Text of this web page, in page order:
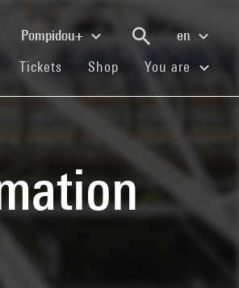
Pompidou+
en
(current)
Tickets (current)
Shop (current)You are